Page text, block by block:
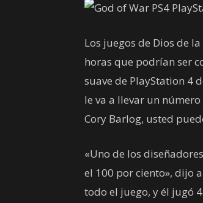
Los juegos de Dios de
horas que podrían ser
suave de PlayStation 4
le va a llevar un
Cory Barlog, usted
«Uno de los
el 100 por ciento», dijo
todo el juego, y él jugó